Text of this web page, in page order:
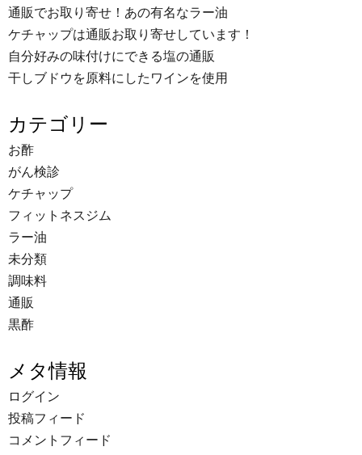
通販でお取り寄せ！あの有名なラー油
ケチャップは通販お取り寄せしています！
自分好みの味付けにできる塩の通販
干しブドウを原料にしたワインを使用
カテゴリー
お酢
がん検診
ケチャップ
フィットネスジム
ラー油
未分類
調味料
通販
黒酢
メタ情報
ログイン
投稿フィード
コメントフィード